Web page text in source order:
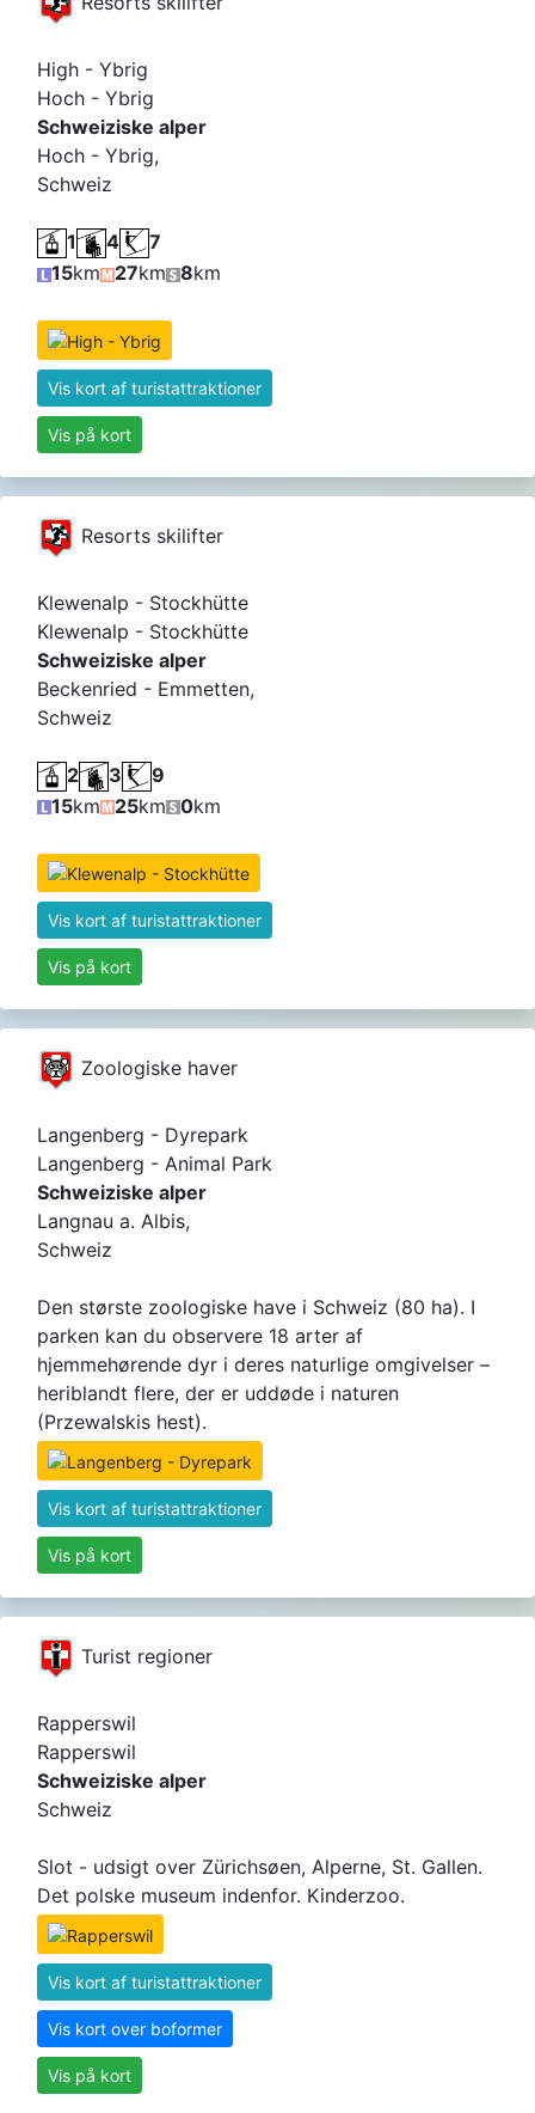
High - Ybrig
Hoch - Ybrig
Schweiziske alper
Hoch - Ybrig,
Schweiz
1 4
7
15km 27km 8km
Vis kort af turistattraktioner
Vis på kort
Resorts skilifter
Klewenalp - Stockhütte
Klewenalp - Stockhütte
Schweiziske alper
Beckenried - Emmetten,
Schweiz
2 3
9
15km 25km 0km
Vis kort af turistattraktioner
Vis på kort
Zoologiske haver
Langenberg - Dyrepark
Langenberg - Animal Park
Schweiziske alper
Langnau a. Albis,
Schweiz
Den største zoologiske have i Schweiz (80 ha). I
parken kan du observere 18 arter af
hjemmehørende dyr i deres naturlige omgivelser –
heriblandt flere, der er uddøde i naturen
(Przewalskis hest).
Vis kort af turistattraktioner
Vis på kort
Turist regioner
Rapperswil
Rapperswil
Schweiziske alper
Schweiz
Slot - udsigt over Zürichsøen, Alperne, St. Gallen.
Det polske museum indenfor. Kinderzoo.
Vis kort af turistattraktioner
Vis kort over boformer
Vis på kort